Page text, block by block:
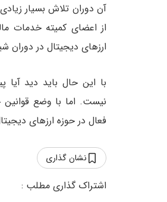
آن دوران تلاش بسیار
از اعضای کمیته خدمات
ارزهای دیجیتال در
با این حال باید دید آیا
نیست. اما با وضع
فعال در حوزه ارزهای
نشان گذاری